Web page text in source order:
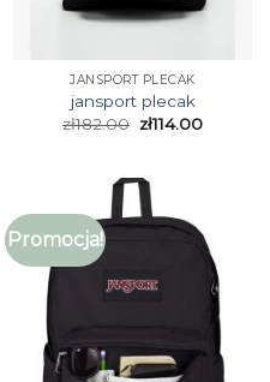
JANSPORT PLECAK
jansport plecak
zł182.00 zł114.00
Promocja!